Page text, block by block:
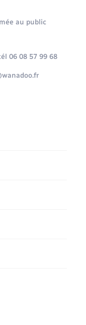
au public
06 08 57 99 68